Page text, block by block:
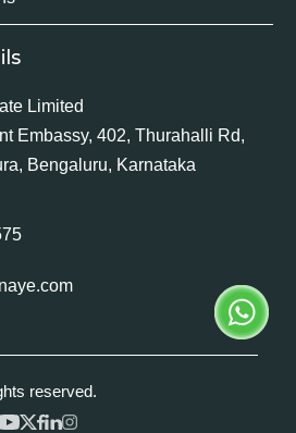
Limited
Embassy, 402, Thurahalli Rd,
Bengaluru, Karnataka
reserved.